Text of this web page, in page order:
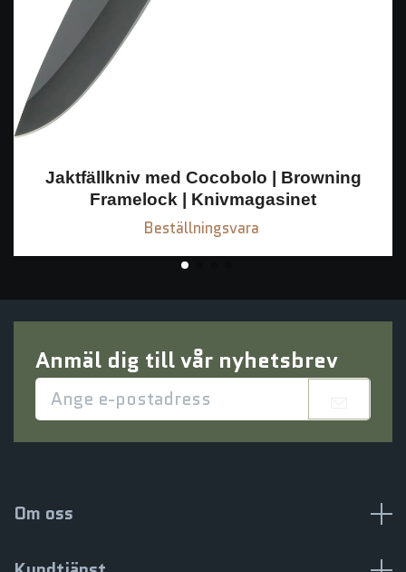
Jaktfällkniv med Cocobolo | Browning
Framelock | Knivmagasinet
Beställningsvara
Anmäl dig till vår nyhetsbrev
Om oss